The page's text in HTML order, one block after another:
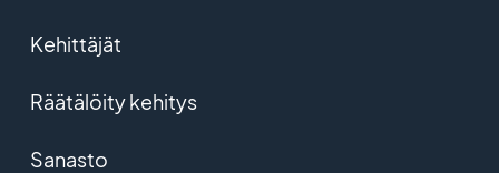
Kehittäjät
Räätälöity kehitys
Sanasto